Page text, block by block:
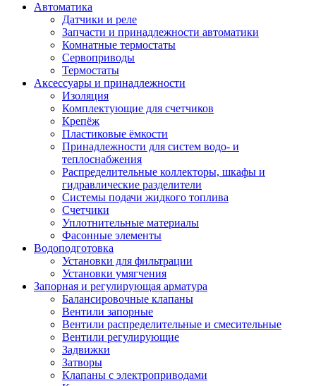
Автоматика
Датчики и реле
Запчасти и принадлежности автоматики
Комнатные термостаты
Сервоприводы
Термостаты
Аксессуары и принадлежности
Изоляция
Комплектующие для счетчиков
Крепёж
Пластиковые ёмкости
Принадлежности для систем водо- и
теплоснабжения
Распределительные коллекторы, шкафы и
гидравлические разделители
Системы подачи жидкого топлива
Счетчики
Уплотнительные материалы
Фасонные элементы
Водоподготовка
Установки для фильтрации
Установки умягчения
Запорная и регулирующая арматура
Балансировочные клапаны
Вентили запорные
Вентили распределительные и смесительные
Вентили регулирующие
Задвижки
Затворы
Клапаны с электроприводами